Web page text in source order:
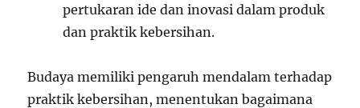
pertukaran ide dan inovasi dalam produk
dan praktik kebersihan.
Budaya memiliki pengaruh mendalam terhadap
praktik kebersihan, menentukan bagaimana